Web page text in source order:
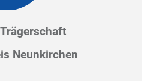
Neunkirchen